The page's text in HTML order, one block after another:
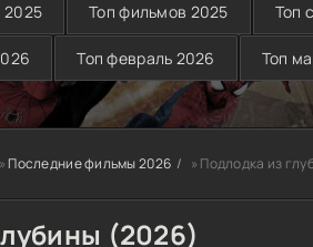
2025 Топ фильмов 2025 Топ
Топ февраль 2026 Топ
»Последние фильмы 2026 » Подлодка из
(2026)